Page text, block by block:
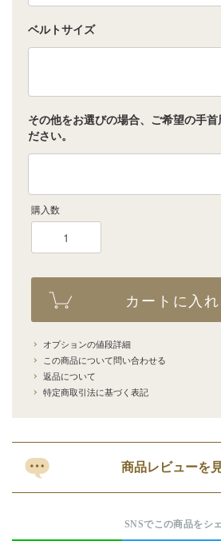
ベルトサイズ
その他をお選びの場合、ご希望の手首
ださい。
購入数
カートに入
オプションの値段詳細
この商品について問い合わせる
返品について
特定商取引法に基づく表記
商品レビューを
SNSでこの商品をシ